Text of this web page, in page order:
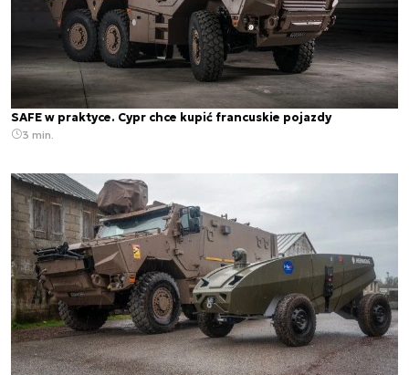
SAFE w praktyce. Cypr chce kupić francuskie pojazdy
3 min.